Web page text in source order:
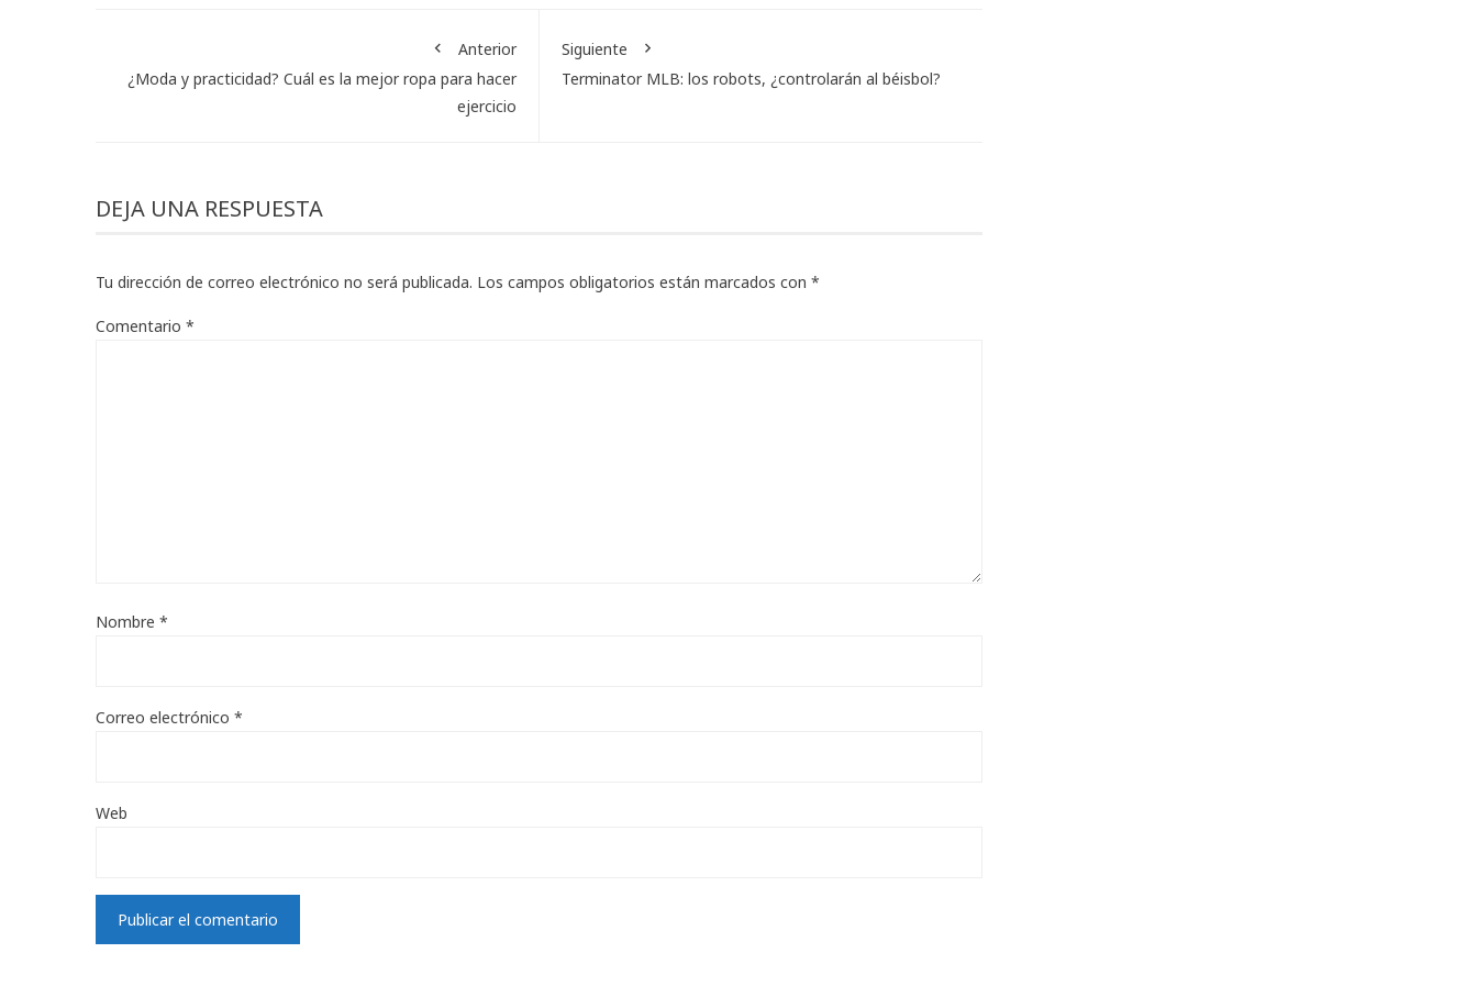
Anterior
¿Moda y practicidad? Cuál es la mejor ropa para hacer
ejercicio
Siguiente
Terminator MLB: los robots, ¿controlarán al béisbol?
DEJA UNA RESPUESTA
Tu dirección de correo electrónico no será publicada. Los campos obligatorios están marcados con *
Comentario *
Nombre *
Correo electrónico *
Web